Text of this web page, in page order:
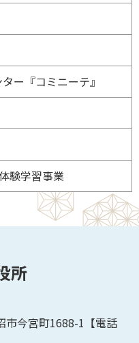
ー『コミニーテ』
験学習事業
所
市今宮町1688-1【電話